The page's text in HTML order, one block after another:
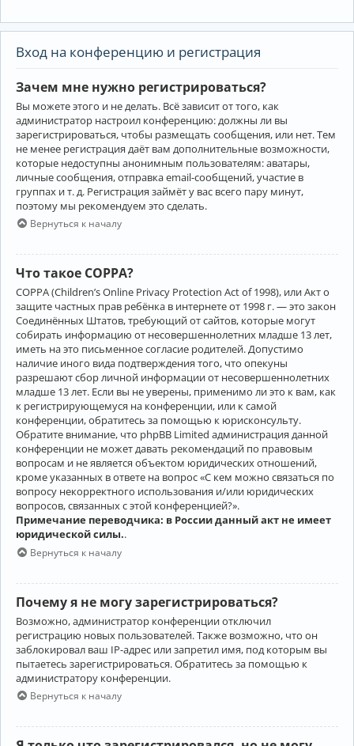
Вход на конференцию и регистрация
Зачем мне нужно регистрироваться?
Вы можете этого и не делать. Всё зависит от того, как
администратор настроил конференцию: должны ли вы
зарегистрироваться, чтобы размещать сообщения, или нет. Тем
не менее регистрация даёт вам дополнительные возможности,
которые недоступны анонимным пользователям: аватары,
личные сообщения, отправка email-сообщений, участие в
группах и т. д. Регистрация займёт у вас всего пару минут,
поэтому мы рекомендуем это сделать.
Вернуться к началу
Что такое COPPA?
COPPA (Children’s Online Privacy Protection Act of 1998), или Акт о
защите частных прав ребёнка в интернете от 1998 г. — это закон
Соединённых Штатов, требующий от сайтов, которые могут
собирать информацию от несовершеннолетних младше 13 лет,
иметь на это письменное согласие родителей. Допустимо
наличие иного вида подтверждения того, что опекуны
разрешают сбор личной информации от несовершеннолетних
младше 13 лет. Если вы не уверены, применимо ли это к вам, как
к регистрирующемуся на конференции, или к самой
конференции, обратитесь за помощью к юрисконсульту.
Обратите внимание, что phpBB Limited администрация данной
конференции не может давать рекомендаций по правовым
вопросам и не является объектом юридических отношений,
кроме указанных в ответе на вопрос «С кем можно связаться по
вопросу некорректного использования и/или юридических
вопросов, связанных с этой конференцией?».
Примечание переводчика: в России данный акт не имеет
юридической силы..
Вернуться к началу
Почему я не могу зарегистрироваться?
Возможно, администратор конференции отключил
регистрацию новых пользователей. Также возможно, что он
заблокировал ваш IP-адрес или запретил имя, под которым вы
пытаетесь зарегистрироваться. Обратитесь за помощью к
администратору конференции.
Вернуться к началу